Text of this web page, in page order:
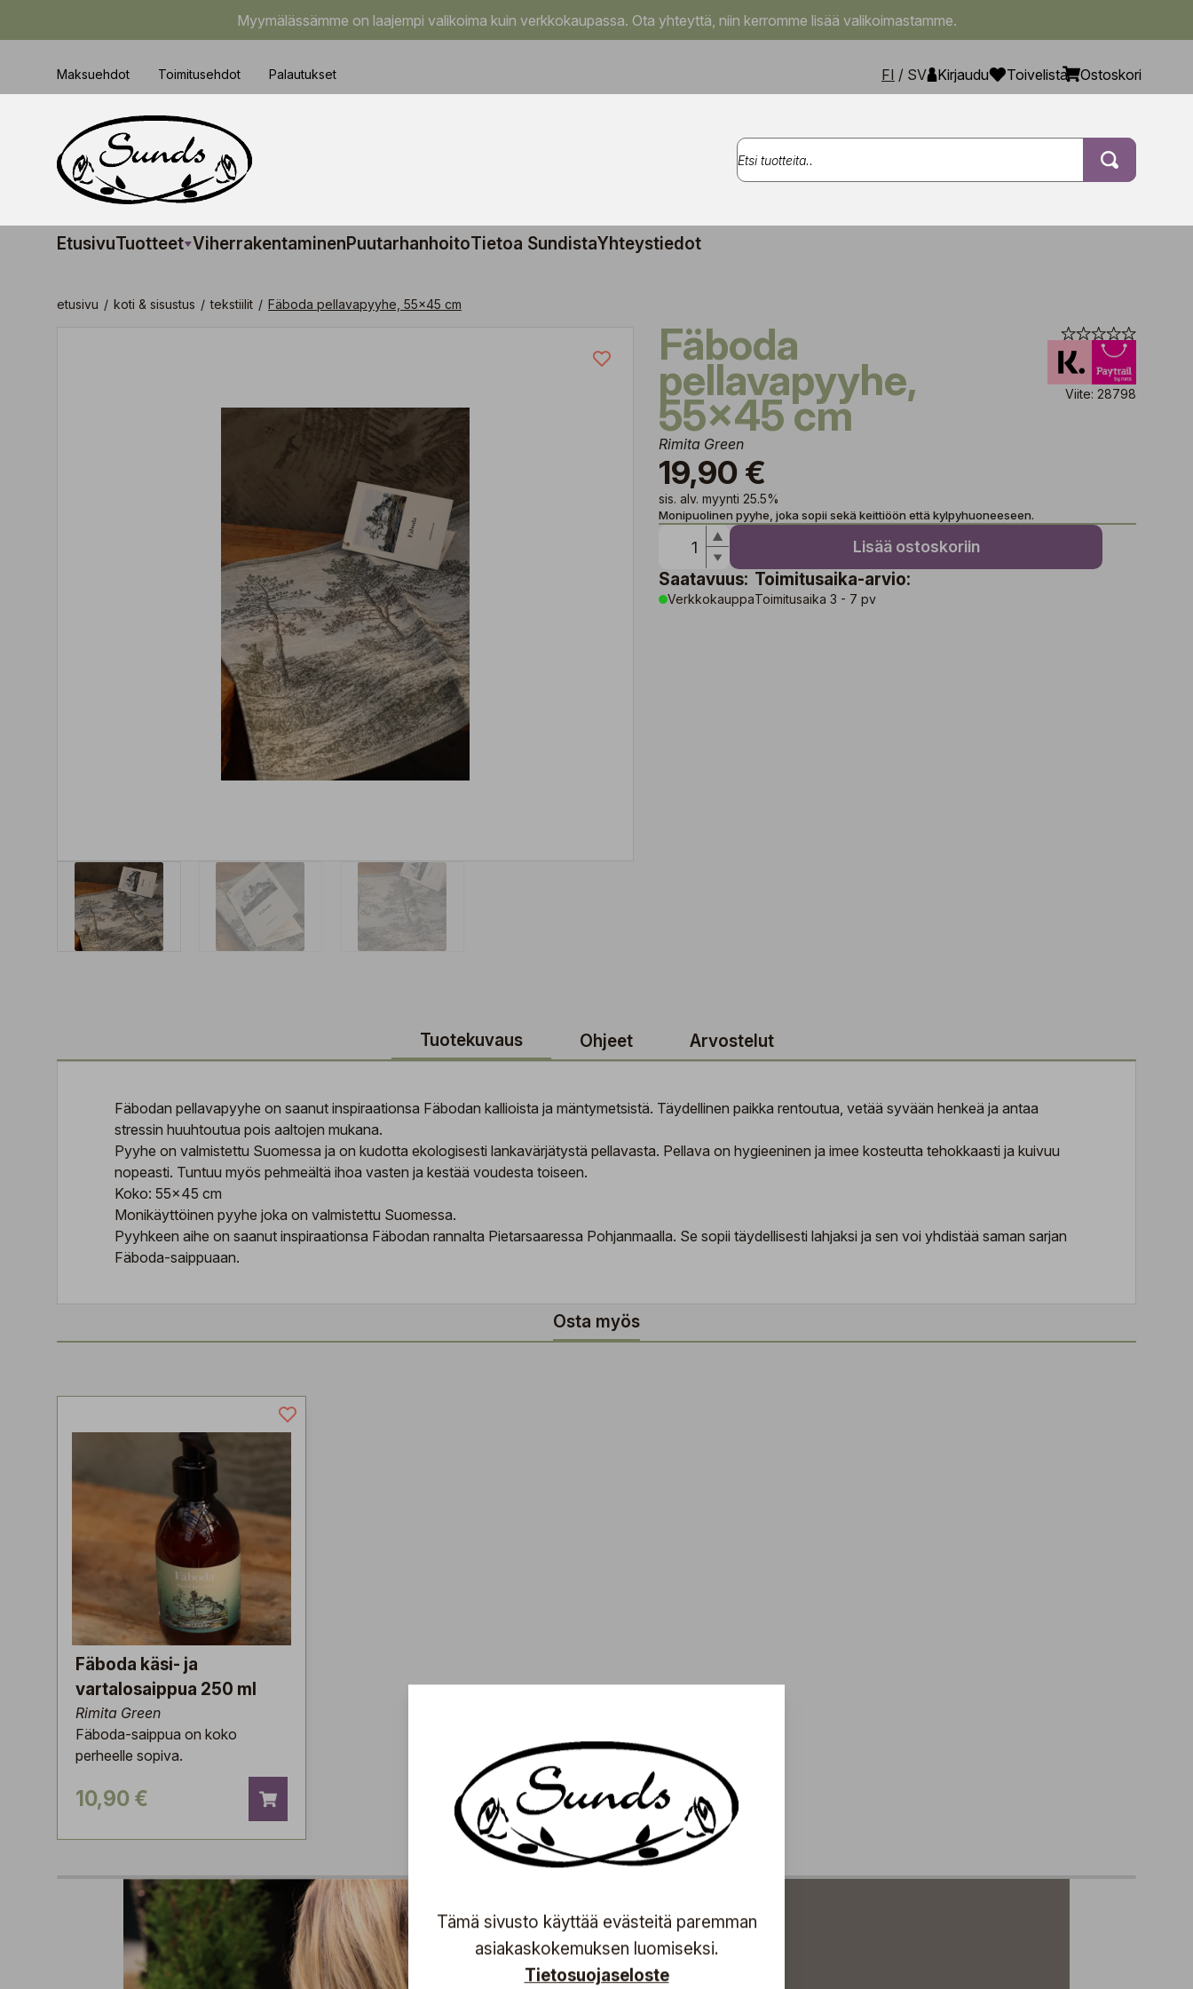
Myymälässämme on laajempi valikoima kuin verkkokaupassa. Ota yhteyttä, niin kerromme lisää valikoimastamme.
Maksuehdot Toimitusehdot Palautukset FI / SV Kirjaudu Toivelista Ostoskori
EtusivuTuotteet ViherrakentaminenPuutarhanhoitoTietoa SundistaYhteystiedot
etusivu / koti & sisustus / tekstiilit / Fäboda pellavapyyhe, 55x45 cm
Fäboda
pellavapyyhe,
55x45 cm
Rimita Green
19,90 €
sis. alv. myynti 25.5%
Viite: 28798
Monipuolinen pyyhe, joka sopii sekä keittiöön että kylpyhuoneeseen.
Lisää ostoskoriin
Saatavuus:
Verkkokauppa
Toimitusaika-arvio:
Toimitusaika 3 - 7 pv
Tuotekuvaus Ohjeet Arvostelut
Fäbodan pellavapyyhe on saanut inspiraationsa Fäbodan kallioista ja mäntymetsistä. Täydellinen paikka rentoutua, vetää syvään henkeä ja antaa
stressin huuhtoutua pois aaltojen mukana.
Pyyhe on valmistettu Suomessa ja on kudotta ekologisesti lankavärjätystä pellavasta. Pellava on hygieeninen ja imee kosteutta tehokkaasti ja kuivuu
nopeasti. Tuntuu myös pehmeältä ihoa vasten ja kestää voudesta toiseen.
Koko: 55x45 cm
Monikäyttöinen pyyhe joka on valmistettu Suomessa.
Pyyhkeen aihe on saanut inspiraationsa Fäbodan rannalta Pietarsaaressa Pohjanmaalla. Se sopii täydellisesti lahjaksi ja sen voi yhdistää saman sarjan
Fäboda-saippuaan.
Osta myös
Fäboda käsi- ja
vartalosaippua 250 ml
Rimita Green
Fäboda-saippua on koko
perheelle sopiva.
10,90 €
Tämä sivusto käyttää evästeitä paremman
asiakaskokemuksen luomiseksi.
Tietosuojaseloste